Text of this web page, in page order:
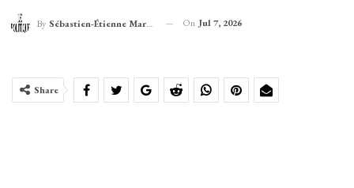
By Sébastien-Étienne Marechal On Jul 7, 2026
Share